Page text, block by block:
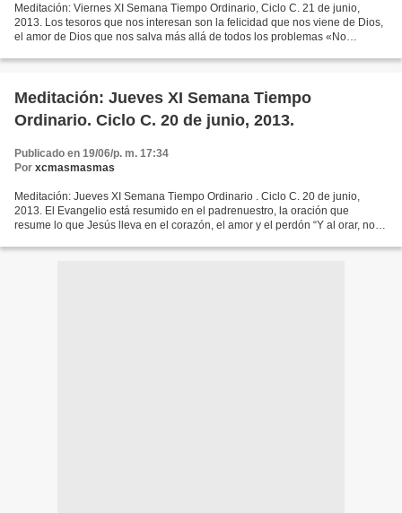
Meditación: Viernes XI Semana Tiempo Ordinario, Ciclo C. 21 de junio,
2013. Los tesoros que nos interesan son la felicidad que nos viene de Dios,
el amor de Dios que nos salva más allá de todos los problemas «No
Meditación: Jueves XI Semana Tiempo
Ordinario. Ciclo C. 20 de junio, 2013.
Publicado en 19/06/p. m. 17:34
Por xcmasmasmas
Meditación: Jueves XI Semana Tiempo Ordinario . Ciclo C. 20 de junio,
2013. El Evangelio está resumido en el padrenuestro, la oración que
resume lo que Jesús lleva en el corazón, el amor y el perdón “Y al orar, no